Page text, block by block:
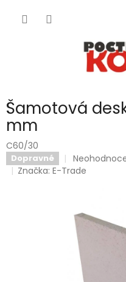
Šamotová
mm
C60/30
Dopravné
Průměrné
hodnocení
z
5
hvězdiček.
Značka:E-Trade